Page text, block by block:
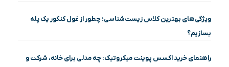
ویژگی‌های بهترین کلاس زیست‌شناسی؛ چطور از غول کنکور یک پله
بسازیم؟
راهنمای خرید اکسس پوینت میکروتیک: چه مدلی برای خانه، شرکت و